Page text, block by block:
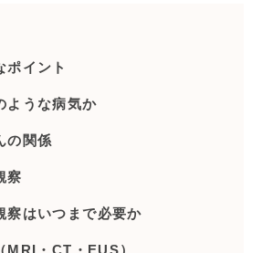
ポイント
ような病気か
の関係
察
察はいつまで必要か
MRI・CT・EUS）